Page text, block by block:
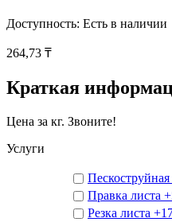
Доступность: Есть в наличии
264,73 ₸
Краткая
Цена за кг. Звоните!
Услуги
Пескоструйная
Правка листа +
Резка листа +